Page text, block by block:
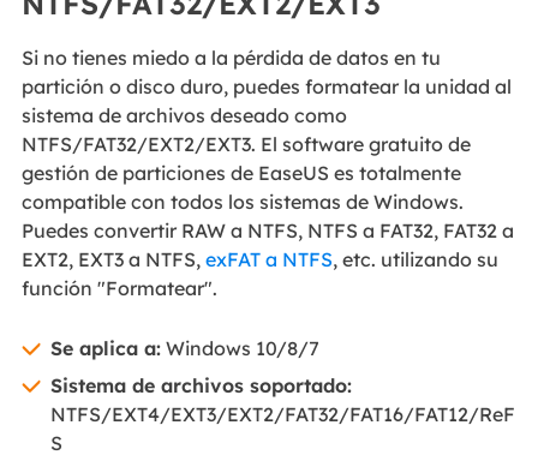
Si no tienes miedo a la pérdida de datos en tu
partición o disco duro, puedes formatear la unidad al
sistema de archivos deseado como
NTFS/FAT32/EXT2/EXT3. El software gratuito de
gestión de particiones de EaseUS es totalmente
compatible con todos los sistemas de Windows.
Puedes convertir RAW a NTFS, NTFS a FAT32, FAT32 a
EXT2, EXT3 a NTFS, exFAT a NTFS, etc. utilizando su
función "Formatear".
Se aplica a:Windows 10/8/7
Sistema de archivos soportado:
NTFS/EXT4/EXT3/EXT2/FAT32/FAT16/FAT12/ReF
S